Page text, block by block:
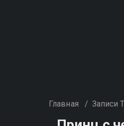
Главная / Записи